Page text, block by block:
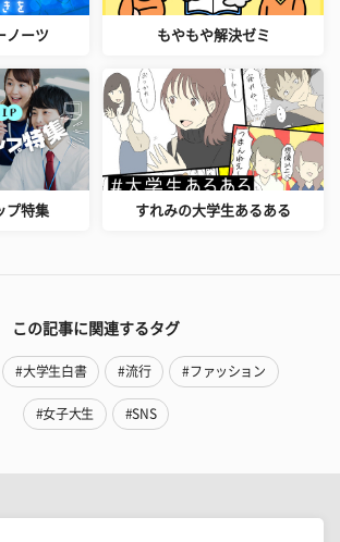
ノーツ もやもや解決ゼミ
プ特集 すれみの大学生あるある
この記事に関連するタグ
#大学生白書 #流行 #ファッション
#女子大生 #SNS